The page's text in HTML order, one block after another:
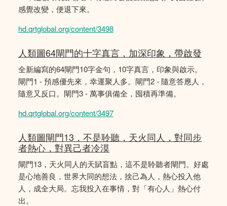
感覺改變，便退下來。
hd.qrtglobal.org/content/3498
人類圖64閘門的十字真言，加深印象，帶啟發
全新編寫的64閘門10字金句，10字真言，印象與啟示。
閘門1 - 預感優先來，幸運聚人多。閘門2 - 隨意答應人，
隨意又反口。閘門3 - 萬事俱備全，囤積再準備。
hd.qrtglobal.org/content/3497
人類圖閘門13，不是聆聽，天火同人，對同步
者熱心，對異己者冷漠
閘門13，天火同人的天賦盲點，這不是聆聽者閘門。好處
是心地善良，世界大同的想法，捨己為人，熱心投入他
人，成全大局。忘我投入在事情，對「有心人」熱心付
出。